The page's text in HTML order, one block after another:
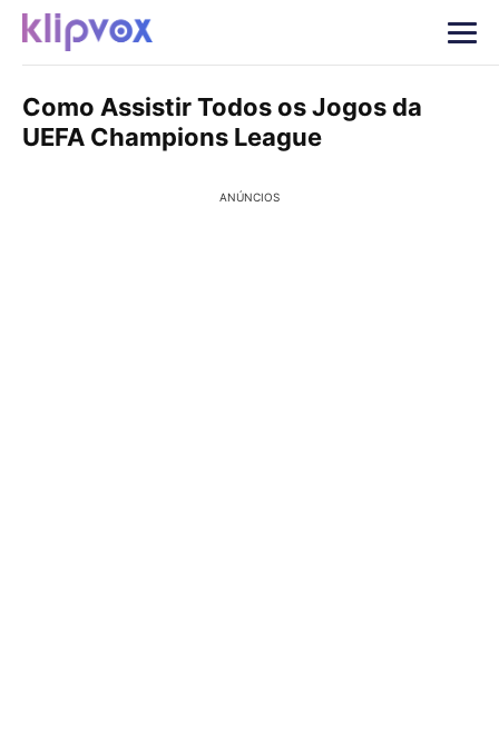
Como Assistir Todos os Jogos da
UEFA Champions League
ANÚNCIOS